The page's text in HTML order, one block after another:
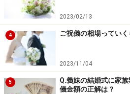
う決まりはないのですから。
■親戚としての立場で出席するミ
黒留袖か色留袖が一般的。また
宴やパーティに着ていけます。
は慶事にも弔事にも着まわし
地、付け下げはミス・ミセスの
2023/02/13
4 ご祝儀の相場ってい
2023/11/04
5
Q.義妹の結婚式に家
儀金額の正解は？